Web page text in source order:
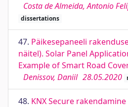
Costa de Almeida, Antonio
dissertations
47. Päikesepaneeli
näitel). Solar Panel
Example of Smart Road
Denissov, Daniil 28.05.2020
48. KNX Secure